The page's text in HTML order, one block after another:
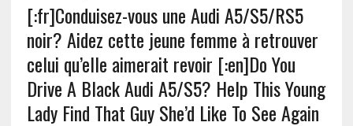
[:fr]Conduisez-vous une Audi A5/S5/RS5
noir? Aidez cette jeune femme à retrouver
celui qu’elle aimerait revoir [:en]Do You
Drive A Black Audi A5/S5? Help This Young
Lady Find That Guy She’d Like To See Again